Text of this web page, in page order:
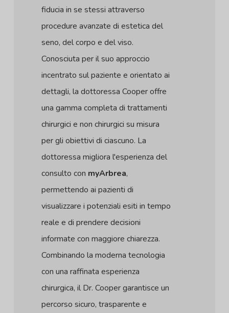
fiducia in se stessi attraverso
procedure avanzate di estetica del
seno, del corpo e del viso.
Conosciuta per il suo approccio
incentrato sul paziente e orientato ai
dettagli, la dottoressa Cooper offre
una gamma completa di trattamenti
chirurgici e non chirurgici su misura
per gli obiettivi di ciascuno. La
dottoressa migliora l'esperienza del
consulto con myArbrea,
permettendo ai pazienti di
visualizzare i potenziali esiti in tempo
reale e di prendere decisioni
informate con maggiore chiarezza.
Combinando la moderna tecnologia
con una raffinata esperienza
chirurgica, il Dr. Cooper garantisce un
percorso sicuro, trasparente e